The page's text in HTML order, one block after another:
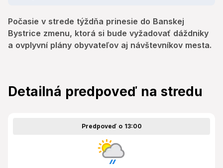
Počasie v strede týždňa prinesie do Banskej
Bystrice zmenu, ktorá si bude vyžadovať dáždniky
a ovplyvní plány obyvateľov aj návštevníkov mesta.
Detailná predpoveď na stredu
Predpoveď o 13:00